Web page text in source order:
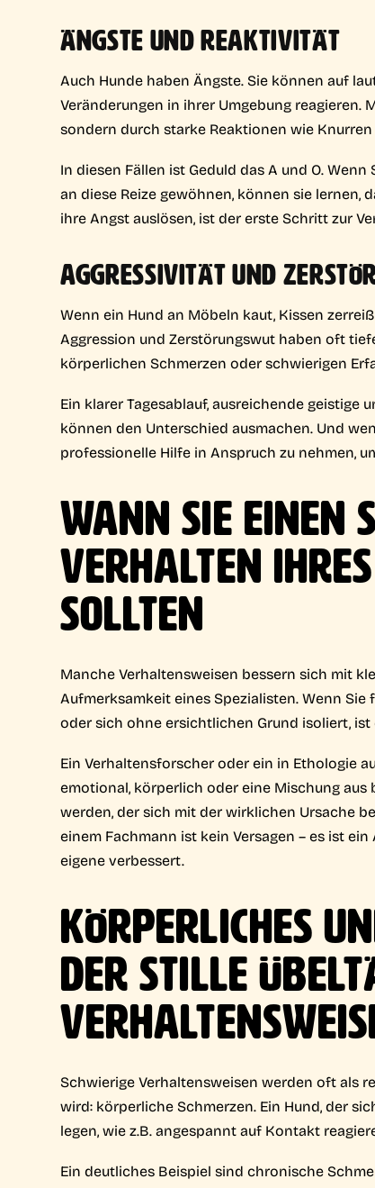
ÄNGSTE UND REAKTIVITÄT
Auch Hunde haben Ängste. Sie können auf
Veränderungen in ihrer Umgebung reagieren.
sondern durch starke Reaktionen wie
In diesen Fällen ist Geduld das A und O.
an diese Reize gewöhnen, können sie lernen,
ihre Angst auslösen, ist der erste Schritt zur
AGGRESSIVITÄT UND
Wenn ein Hund an Möbeln kaut, Kissen
Aggression und Zerstörungswut haben oft
körperlichen Schmerzen oder schwierigen
Ein klarer Tagesablauf, ausreichende
können den Unterschied ausmachen. Und
professionelle Hilfe in Anspruch zu nehmen,
WANN SIE EINEN
VERHALTEN
SOLLTEN
Manche Verhaltensweisen bessern sich mit
Aufmerksamkeit eines Spezialisten. Wenn
oder sich ohne ersichtlichen Grund isoliert, ist
Ein Verhaltensforscher oder ein in Ethologie
emotional, körperlich oder eine Mischung
werden, der sich mit der wirklichen Ursache
einem Fachmann ist kein Versagen – es ist
eigene verbessert.
KÖRPERLICHES
DER STILLE
Schwierige Verhaltensweisen werden oft als
wird: körperliche Schmerzen. Ein Hund, der
legen, wie z.B. angespannt auf Kontakt
Ein deutliches Beispiel sind chronische